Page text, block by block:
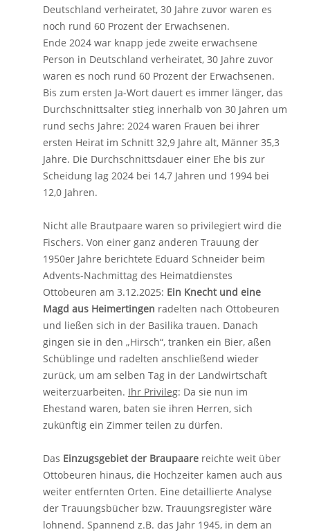
Deutschland verheiratet, 30 Jahre zuvor waren es
noch rund 60 Prozent der Erwachsenen.
Ende 2024 war knapp jede zweite erwachsene
Person in Deutschland verheiratet, 30 Jahre zuvor
waren es noch rund 60 Prozent der Erwachsenen.
Bis zum ersten Ja-Wort dauert es immer länger, das
Durchschnittsalter stieg innerhalb von 30 Jahren um
rund sechs Jahre: 2024 waren Frauen bei ihrer
ersten Heirat im Schnitt 32,9 Jahre alt, Männer 35,3
Jahre. Die Durchschnittsdauer einer Ehe bis zur
Scheidung lag 2024 bei 14,7 Jahren und 1994 bei
12,0 Jahren.
Nicht alle Brautpaare waren so privilegiert wird die
Fischers. Von einer ganz anderen Trauung der
1950er Jahre berichtete Eduard Schneider beim
Advents-Nachmittag des Heimatdienstes
Ottobeuren am 3.12.2025: Ein Knecht und eine
Magd aus Heimertingen radelten nach Ottobeuren
und ließen sich in der Basilika trauen. Danach
gingen sie in den „Hirsch“, tranken ein Bier, aßen
Schüblinge und radelten anschließend wieder
zurück, um am selben Tag in der Landwirtschaft
weiterzuarbeiten. Ihr Privileg: Da sie nun im
Ehestand waren, baten sie ihren Herren, sich
zukünftig ein Zimmer teilen zu dürfen.
Das Einzugsgebiet der Braupaare reichte weit über
Ottobeuren hinaus, die Hochzeiter kamen auch aus
weiter entfernten Orten. Eine detaillierte Analyse
der Trauungsbücher bzw. Trauungsregister wäre
lohnend. Spannend z.B. das Jahr 1945, in dem an